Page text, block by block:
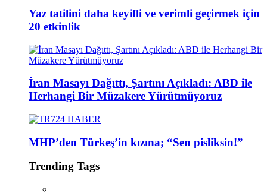
Yaz tatilini daha keyifli ve verimli geçirmek için
20 etkinlik
İran Masayı Dağıttı, Şartını Açıkladı: ABD ile
Herhangi Bir Müzakere Yürütmüyoruz
MHP’den Türkeş’in kızına; “Sen pisliksin!”
Trending Tags